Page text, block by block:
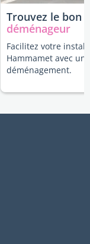
Trouvez le bon
déménageur
Facilitez votre
Hammamet avec un
déménagement.